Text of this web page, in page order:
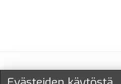
Maksu- ja